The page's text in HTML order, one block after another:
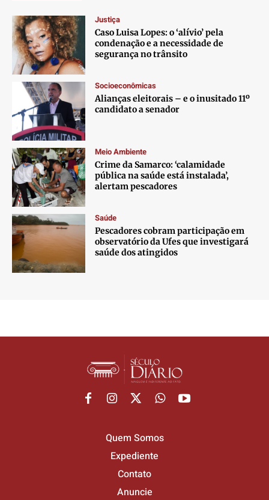
Justiça
Caso Luisa Lopes: o ‘alívio’ pela
condenação e a necessidade de
segurança no trânsito
Socioeconômicas
Alianças eleitorais – e o inusitado 11º
candidato a senador
Meio Ambiente
Crime da Samarco: ‘calamidade
pública na saúde está instalada’,
alertam pescadores
Saúde
Pescadores cobram participação em
observatório da Ufes que investigará
saúde dos atingidos
Quem Somos
Expediente
Contato
Anuncie